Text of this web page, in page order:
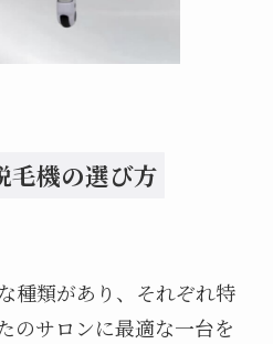
毛機の選び方
種類があり、それぞれ特
のサロンに最適な一台を